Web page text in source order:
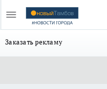
Заказать рекламу